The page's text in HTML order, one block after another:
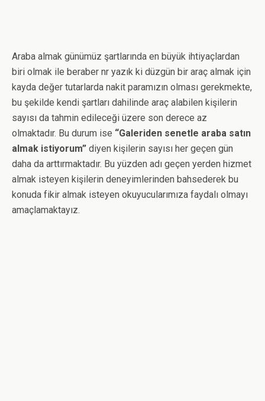
Araba almak günümüz şartlarında en büyük ihtiyaçlardan
biri olmak ile beraber nr yazık ki düzgün bir araç almak için
kayda değer tutarlarda nakit paramızın olması gerekmekte,
bu şekilde kendi şartları dahilinde araç alabilen kişilerin
sayısı da tahmin edileceği üzere son derece az
olmaktadır. Bu durum ise “Galeriden senetle araba satın
almak istiyorum” diyen kişilerin sayısı her geçen gün
daha da arttırmaktadır. Bu yüzden adı geçen yerden hizmet
almak isteyen kişilerin deneyimlerinden bahsederek bu
konuda fikir almak isteyen okuyucularımıza faydalı olmayı
amaçlamaktayız.